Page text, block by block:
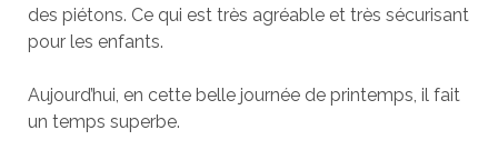
des piétons. Ce qui est très agréable et très sécurisant
pour les enfants.
Aujourd’hui, en cette belle journée de printemps, il fait
un temps superbe.